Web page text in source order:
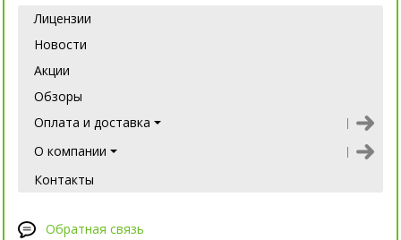
Лицензии
Новости
Акции
Обзоры
Оплата и доставка
О компании
Контакты
Обратная связь